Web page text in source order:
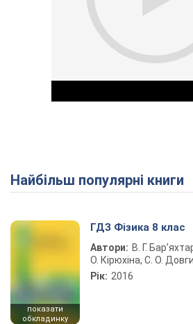
Найбільш популярні книги
показати
обкладинку
ГДЗ Фізика 8 клас
Автори: В. Г.
О. Кірюхіна, С. О.
Рік: 2016